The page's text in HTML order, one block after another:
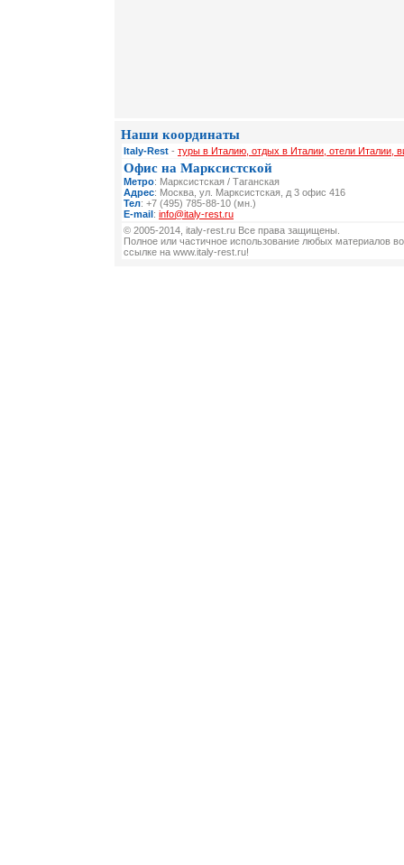
Наши координаты
Italy-Rest - туры в Италию, отдых в Италии, отели Италии,
Офис на Марксистской
Метро: Марксистская / Таганская
Адрес: Москва, ул. Марксистская, д 3 офис 416
Тел: +7 (495) 785-88-10 (мн.)
E-mail: info@italy-rest.ru
© 2005-2014, italy-rest.ru Все права защищены.
Полное или частичное использование любых материалов
ссылке на www.italy-rest.ru!